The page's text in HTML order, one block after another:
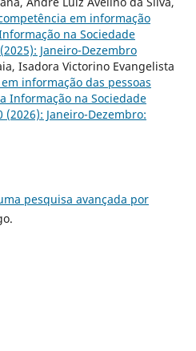
em informação
na Sociedade
Janeiro-Dezembro
Isadora Victorino Evangelista
informação das pessoas
Informação na Sociedade
Janeiro-Dezembro:
pesquisa avançada por